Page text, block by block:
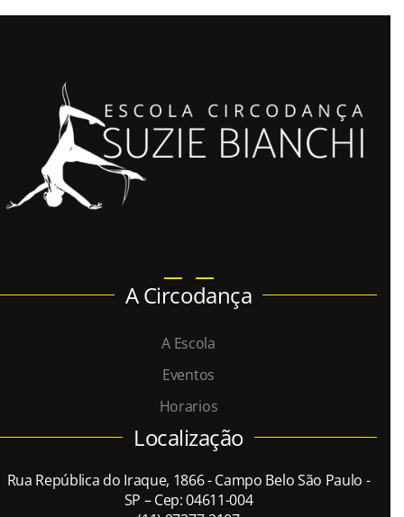
A Circodança
A Escola
Eventos
Horarios
Localização
Rua República do Iraque, 1866 - Campo Belo São Paulo -
SP – Cep: 04611-004